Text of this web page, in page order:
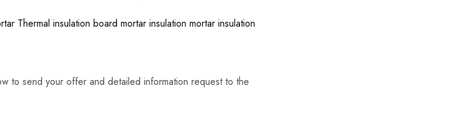
Thermal insulation board mortar insulation mortar insulation
to send your offer and detailed information request to the